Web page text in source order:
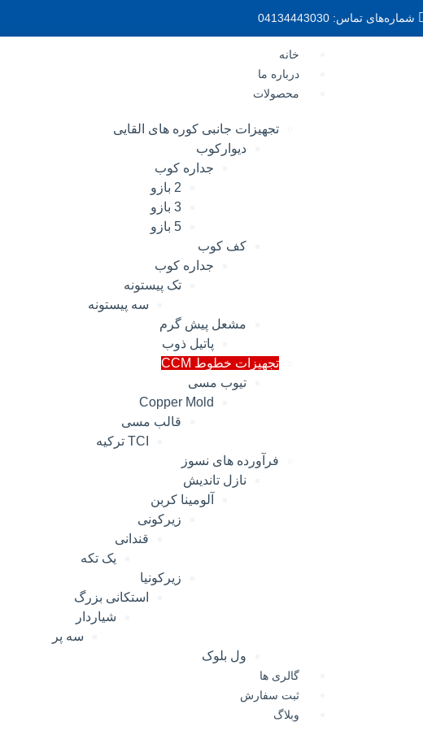
شماره‌های تماس: 04134443030
خانه
درباره ما
محصولات
تجهیزات جانبی کوره های القایی
دیوارکوب
جداره کوب
2 بازو
3 بازو
5 بازو
کف کوب
جداره کوب
تک پیستونه
سه پیستونه
مشعل پیش گرم
پاتیل ذوب
تجهیزات خطوط CCM
تیوب مسی
Copper Mold
قالب مسی
TCI ترکیه
فرآورده های نسوز
نازل تاندیش
آلومینا کربن
زیرکونی
قندانی
یک تکه
زیرکونیا
استکانی بزرگ
شیاردار
سه پر
ول بلوک
گالری ها
ثبت سفارش
وبلاگ